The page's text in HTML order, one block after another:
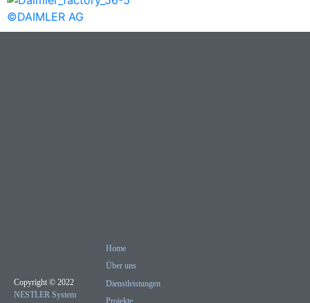
©DAIMLER AG
Copyright © 2022
NESTLER System
Home
Über uns
Dienstleistungen
Projekte